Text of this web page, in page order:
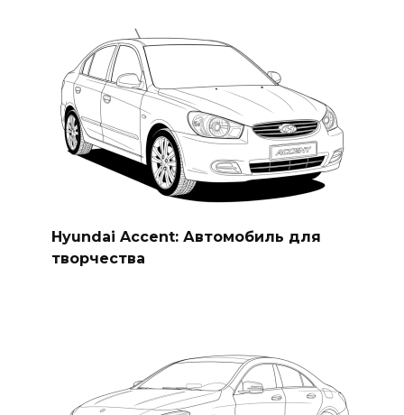
Hyundai Accent: Автомобиль для
творчества